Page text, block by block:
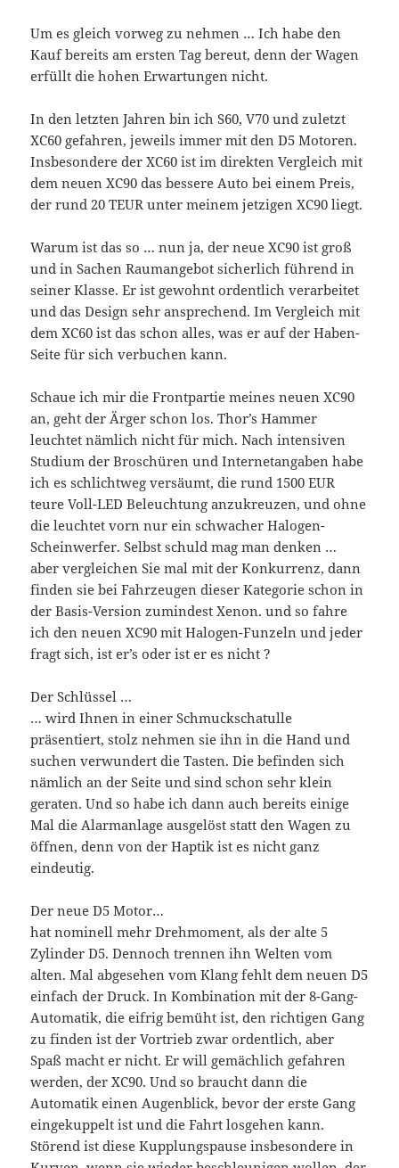
Um es gleich vorweg zu nehmen … Ich habe den
Kauf bereits am ersten Tag bereut, denn der Wagen
erfüllt die hohen Erwartungen nicht.
In den letzten Jahren bin ich S60, V70 und zuletzt
XC60 gefahren, jeweils immer mit den D5 Motoren.
Insbesondere der XC60 ist im direkten Vergleich mit
dem neuen XC90 das bessere Auto bei einem Preis,
der rund 20 TEUR unter meinem jetzigen XC90 liegt.
Warum ist das so … nun ja, der neue XC90 ist groß
und in Sachen Raumangebot sicherlich führend in
seiner Klasse. Er ist gewohnt ordentlich verarbeitet
und das Design sehr ansprechend. Im Vergleich mit
dem XC60 ist das schon alles, was er auf der Haben-
Seite für sich verbuchen kann.
Schaue ich mir die Frontpartie meines neuen XC90
an, geht der Ärger schon los. Thor’s Hammer
leuchtet nämlich nicht für mich. Nach intensiven
Studium der Broschüren und Internetangaben habe
ich es schlichtweg versäumt, die rund 1500 EUR
teure Voll-LED Beleuchtung anzukreuzen, und ohne
die leuchtet vorn nur ein schwacher Halogen-
Scheinwerfer. Selbst schuld mag man denken …
aber vergleichen Sie mal mit der Konkurrenz, dann
finden sie bei Fahrzeugen dieser Kategorie schon in
der Basis-Version zumindest Xenon. und so fahre
ich den neuen XC90 mit Halogen-Funzeln und jeder
fragt sich, ist er’s oder ist er es nicht ?
Der Schlüssel …
… wird Ihnen in einer Schmuckschatulle
präsentiert, stolz nehmen sie ihn in die Hand und
suchen verwundert die Tasten. Die befinden sich
nämlich an der Seite und sind schon sehr klein
geraten. Und so habe ich dann auch bereits einige
Mal die Alarmanlage ausgelöst statt den Wagen zu
öffnen, denn von der Haptik ist es nicht ganz
eindeutig.
Der neue D5 Motor…
hat nominell mehr Drehmoment, als der alte 5
Zylinder D5. Dennoch trennen ihn Welten vom
alten. Mal abgesehen vom Klang fehlt dem neuen D5
einfach der Druck. In Kombination mit der 8-Gang-
Automatik, die eifrig bemüht ist, den richtigen Gang
zu finden ist der Vortrieb zwar ordentlich, aber
Spaß macht er nicht. Er will gemächlich gefahren
werden, der XC90. Und so braucht dann die
Automatik einen Augenblick, bevor der erste Gang
eingekuppelt ist und die Fahrt losgehen kann.
Störend ist diese Kupplungspause insbesondere in